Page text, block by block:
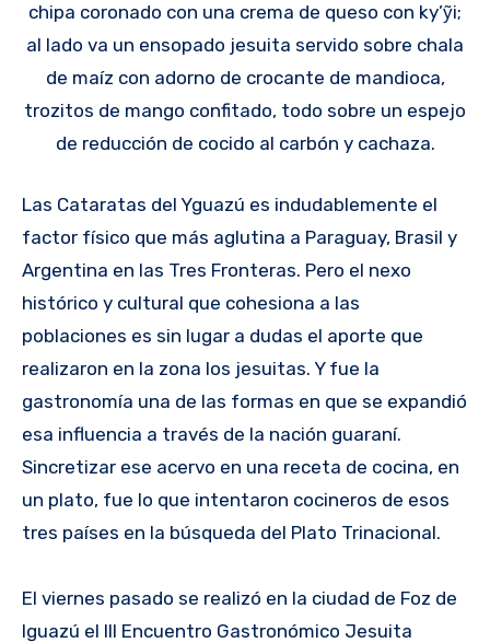
chipa coronado con una crema de queso con ky’ỹi;
al lado va un ensopado jesuita servido sobre chala
de maíz con adorno de crocante de mandioca,
trozitos de mango confitado, todo sobre un espejo
de reducción de cocido al carbón y cachaza.
Las Cataratas del Yguazú es indudablemente el
factor físico que más aglutina a Paraguay, Brasil y
Argentina en las Tres Fronteras. Pero el nexo
histórico y cultural que cohesiona a las
poblaciones es sin lugar a dudas el aporte que
realizaron en la zona los jesuitas. Y fue la
gastronomía una de las formas en que se expandió
esa influencia a través de la nación guaraní.
Sincretizar ese acervo en una receta de cocina, en
un plato, fue lo que intentaron cocineros de esos
tres países en la búsqueda del Plato Trinacional.
El viernes pasado se realizó en la ciudad de Foz de
Iguazú el III Encuentro Gastronómico Jesuita